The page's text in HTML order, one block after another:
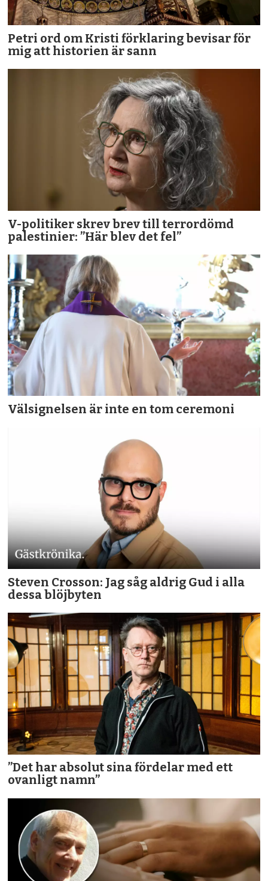
Petri ord om Kristi förklaring bevisar för
mig att historien är sann
V-politiker skrev brev till terror­dömd
palestinier: ”Här blev det fel”
Välsignelsen är inte en tom ceremoni
Steven Crosson: Jag såg aldrig Gud i alla
dessa blöjbyten
”Det har absolut sina fördelar med ett
ovanligt namn”